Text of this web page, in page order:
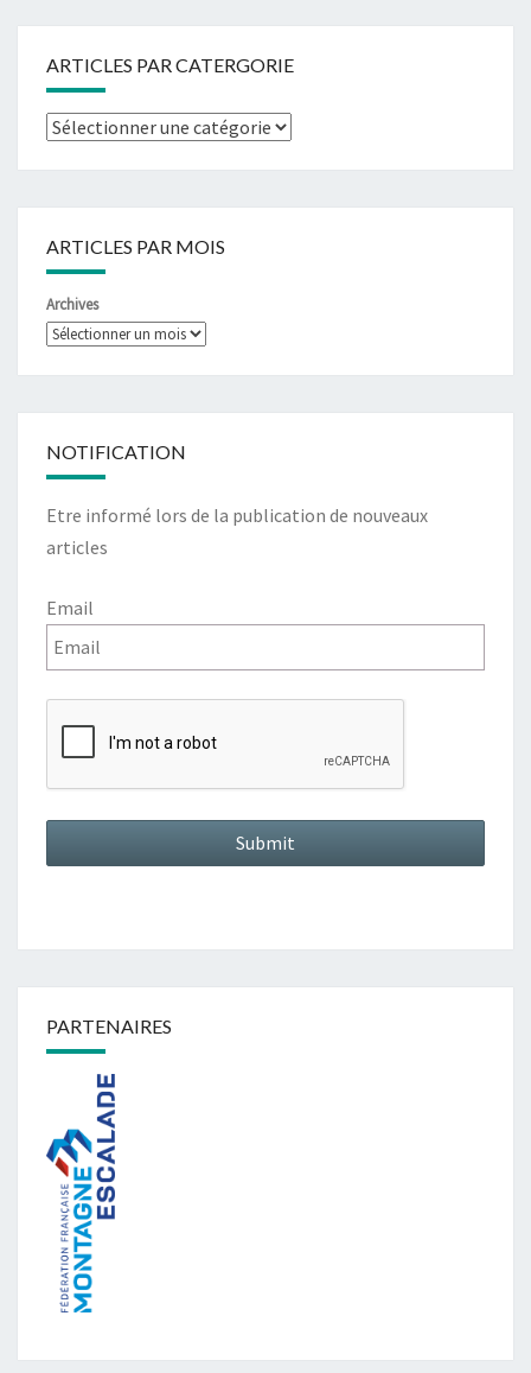
ARTICLES PAR CATERGORIE
ARTICLES PAR MOIS
Archives
NOTIFICATION
Etre informé lors de la publication de nouveaux
articles
Email
PARTENAIRES